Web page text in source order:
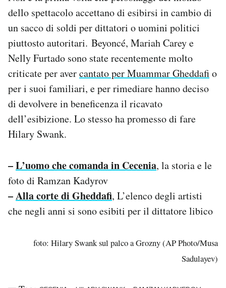
dello spettacolo accettano di esibirsi in cambio di
un sacco di soldi per dittatori o uomini politici
piuttosto autoritari. Beyoncé, Mariah Carey e
Nelly Furtado sono state recentemente molto
criticate per avercantato per Muammar Gheddafio
per i suoi familiari, e per rimediare hanno deciso
di devolvere in beneficenza il ricavato
dell’esibizione. Lo stesso ha promesso di fare
Hilary Swank.
–L’uomo che comanda in Cecenia, la storia e le
foto di Ramzan Kadyrov
–Alla corte di Gheddafi, L’elenco degli artisti
che negli anni si sono esibiti per il dittatore libico
foto: Hilary Swank sul palco a Grozny (AP Photo/Musa
Sadulayev)